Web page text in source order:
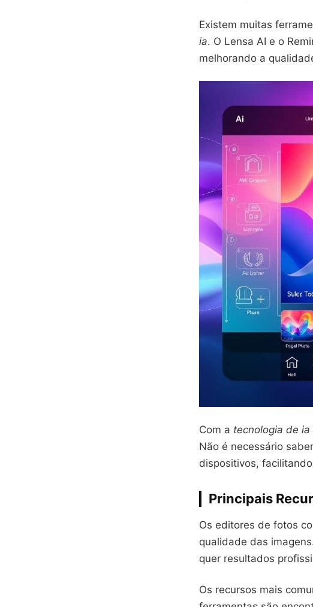
Existem muitas
ia. O Lensa AI e o
melhorando a
Com a tecnologia de
Não é necessário
dispositivos,
Principais
Os editores de fotos
qualidade das
quer resultados
Os recursos mais